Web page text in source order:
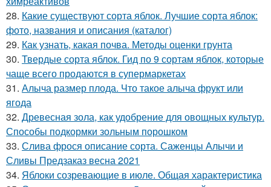
28. Какие существуют сорта яблок. Лучшие сорта яблок:
фото, названия и описания (каталог)
29. Как узнать, какая почва. Методы оценки грунта
30. Твердые сорта яблок. Гид по 9 сортам яблок, которые
чаще всего продаются в супермаркетах
31. Алыча размер плода. Что такое алыча фрукт или
ягода
32. Древесная зола, как удобрение для овощных культур.
Способы подкормки зольным порошком
33. Слива фрося описание сорта. Саженцы Алычи и
Сливы Предзаказ весна 2021
34. Яблоки созревающие в июле. Общая характеристика